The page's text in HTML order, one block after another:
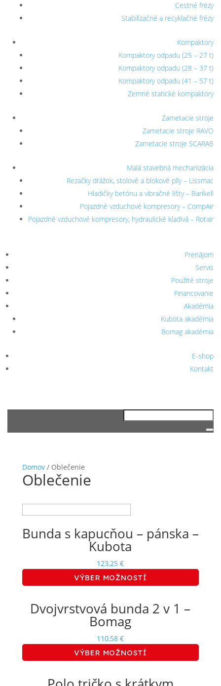
Cestné frézy
Stabilizačné a recyklačné frézy
Kompaktory
Kompaktory odpadu (25 – 27 t)
Kompaktory odpadu (28 – 37 t)
Kompaktory odpadu (41 – 57 t)
Zemné statické kompaktory
Zametacie stroje
Zametacie stroje RAVO
Zametacie stroje SCARAB
Malá stavebná mechanizácia
Rezačky drážok, stolové a blokové píly – Lissmac
Hladičky betónu a vibračné lišty – Barikell
Pojazdné vzduchové kompresory – CompAir
Pojazdné vzduchové kompresory, hydraulické kladivá – Rotair
Prenájom
Servis
Použité stroje
Financovanie
Akadémia
Kubota akadémia
Bomag akadémia
E-shop
Kontakt
Domov/ Oblečenie
Oblečenie
Bunda s kapucňou – pánska –
Kubota
123,25€
VÝBER MOŽNOSTÍ
product
options
the
product
Dvojvrstvová bunda 2 v 1 –
Bomag
110,58€
VÝBER MOŽNOSTÍ
product
options